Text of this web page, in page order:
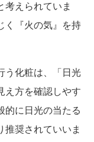
考えられていま
く『火の気』を持
う化粧は、「日光
え方を確認しやす
的に日光の当たる
推奨されていいま